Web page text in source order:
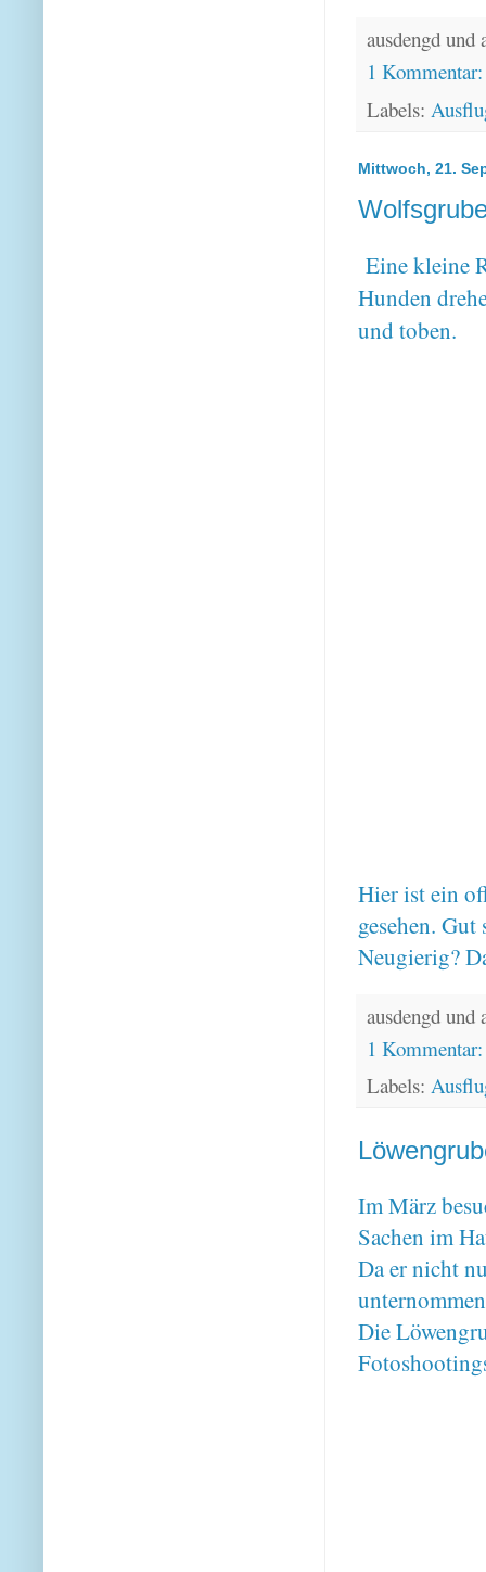
ausdengd
1
Labels:
Mittwoch, 21.
Eine kleine
Hunden
und toben.
Hier ist ein
gesehen.
Neugierig?
ausdengd
1
Labels:
Im März
Sachen im
Da er nicht
Die